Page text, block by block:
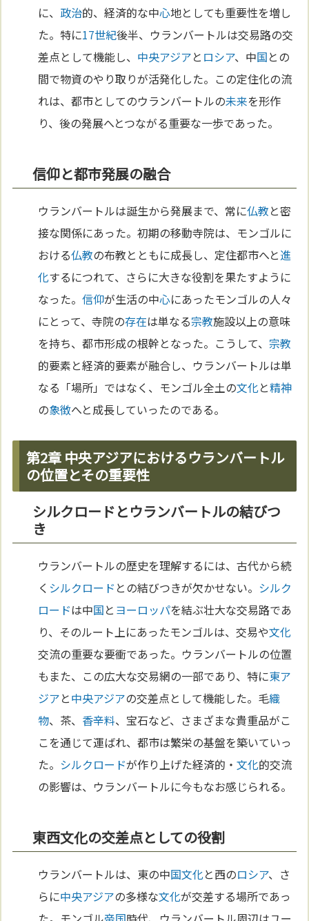
に、 政治的、経済的な中心地としても重要性を増し
た。特に17世紀後半、ウランバートルは交易路の交
差点として機能し、 中央アジアと ロシア、中国との
間で物資のやり取りが活発化した。この定住化の流
れは、都市としてのウランバートルの未来を形作
り、後の発展へとつながる重要な一歩であった。
信仰と都市発展の融合
ウランバートルは誕生から発展まで、常に仏教と密
接な関係にあった。初期の移動寺院は、モンゴルに
おける仏教の布教とともに成長し、定住都市へと進
化するにつれて、さらに大きな役割を果たすように
なった。信仰が生活の中心にあったモンゴルの人々
にとって、寺院の存在は単なる宗教施設以上の意味
を持ち、都市形成の根幹となった。こうして、 宗教
的要素と経済的要素が融合し、ウランバートルは単
なる「場所」ではなく、モンゴル全土の文化と精神
の象徴へと成長していったのである。
第2章 中央アジアにおけるウランバートル
の位置とその重要性
シルクロードとウランバートルの結びつ
き
ウランバートルの歴史を理解するには、古代から続
く シルクロード との結びつきが欠かせない。 シルク
ロードは中国と ヨーロッパを結ぶ壮大な交易路であ
り、そのルート上にあったモンゴルは、交易や文化
交流の重要な要衝であった。ウランバートルの位置
もまた、この広大な交易網の一部であり、特に東ア
ジアと中央アジアの交差点として機能した。毛織
物、茶、 香辛料、宝石など、さまざまな貴重品がこ
こを通じて運ばれ、都市は繁栄の基盤を築いていっ
た。 シルクロードが作り上げた経済的・文化的交流
の影響は、ウランバートルに今もなお感じられる。
東西文化の交差点としての役割
ウランバートルは、東の中国文化と西のロシア、さ
らに中央アジアの多様な文化が交差する場所であっ